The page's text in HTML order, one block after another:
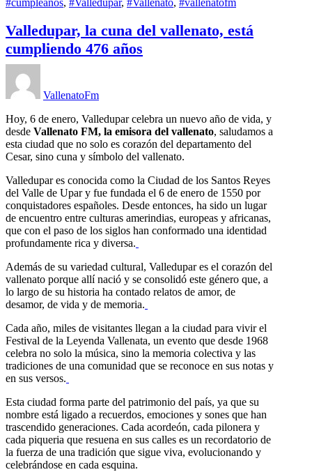
Valledupar, la cuna del vallenato, está
cumpliendo 476 años
VallenatoFm
Hoy, 6 de enero, Valledupar celebra un nuevo año de vida, y
desde Vallenato FM, la emisora del vallenato, saludamos a
esta ciudad que no solo es corazón del departamento del
Cesar, sino cuna y símbolo del vallenato.
Valledupar es conocida como la Ciudad de los Santos Reyes
del Valle de Upar y fue fundada el 6 de enero de 1550 por
conquistadores españoles. Desde entonces, ha sido un lugar
de encuentro entre culturas amerindias, europeas y africanas,
que con el paso de los siglos han conformado una identidad
profundamente rica y diversa.
Además de su variedad cultural, Valledupar es el corazón del
vallenato porque allí nació y se consolidó este género que, a
lo largo de su historia ha contado relatos de amor, de
desamor, de vida y de memoria.
Cada año, miles de visitantes llegan a la ciudad para vivir el
Festival de la Leyenda Vallenata, un evento que desde 1968
celebra no solo la música, sino la memoria colectiva y las
tradiciones de una comunidad que se reconoce en sus notas y
en sus versos.
Esta ciudad forma parte del patrimonio del país, ya que su
nombre está ligado a recuerdos, emociones y sones que han
trascendido generaciones. Cada acordeón, cada pilonera y
cada piqueria que resuena en sus calles es un recordatorio de
la fuerza de una tradición que sigue viva, evolucionando y
celebrándose en cada esquina.